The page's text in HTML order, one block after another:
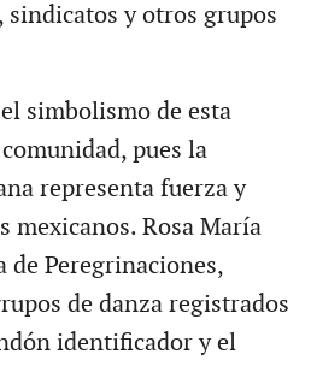
sindicatos y otros grupos
simbolismo de esta
pues la
representa fuerza y
mexicanos. Rosa María
de Peregrinaciones,
de danza registrados
identificador y el